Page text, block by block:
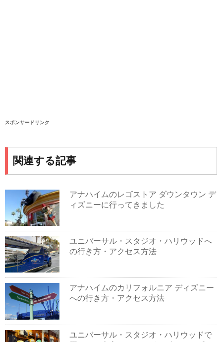
スポンサードリンク
関連する記事
アナハイムのレゴストア ダウンタウン デ
ィズニーに行ってきました
ユニバーサル・スタジオ・ハリウッドへ
の行き方・アクセス方法
アナハイムのカリフォルニア ディズニー
への行き方・アクセス方法
ユニバーサル・スタジオ・ハリウッドで